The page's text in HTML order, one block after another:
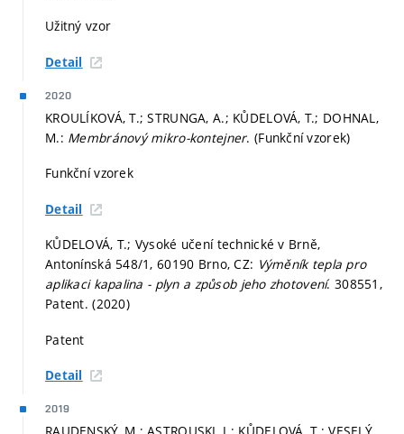
Užitný vzor
Detail
2020
KROULÍKOVÁ, T.; STRUNGA, A.; KŮDELOVÁ, T.; DOHNAL,
M.: Membránový mikro-kontejner. (Funkční vzorek)
Funkční vzorek
Detail
KŮDELOVÁ, T.; Vysoké učení technické v Brně,
Antonínská 548/1, 60190 Brno, CZ: Výměník tepla pro
aplikaci kapalina - plyn a způsob jeho zhotovení. 308551,
Patent. (2020)
Patent
Detail
2019